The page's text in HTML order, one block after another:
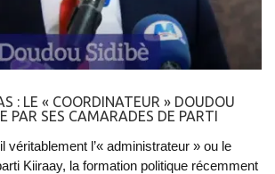
: LE « COORDINATEUR » DOUDOU
PAR SES CAMARADES DE PARTI
véritablement l’« administrateur » ou le
Kiiraay, la formation politique récemment